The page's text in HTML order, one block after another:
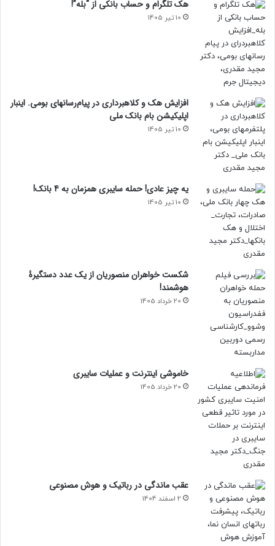
هک تلگرام و حساب بانکی از “بله”!
10 تیر 1405
افزایش هک و کلاهبرداری در پیام‌رسانهای بومی. اینبار
اپلیکیشن بام‌ بانک ملی
10 تیر 1405
یه چیز عادی! حمله سایبری همزمان به 4 بانک!
10 تیر 1405
شکست خواهران منصوریان از یک عدد دستگیرۀ
هوشمند!
20 خرداد 1405
خاموشی اینترنت و عملیات سایبری
20 خرداد 1405
عقب ماندگی در رباتیک و هوش مصنوعی
2 اسفند 1404